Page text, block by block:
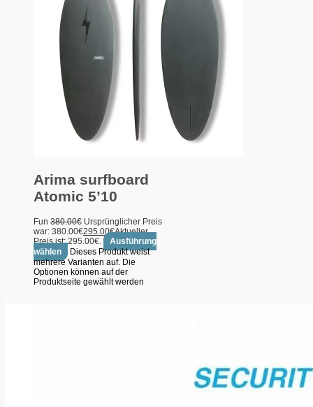
Arima surfboard
Atomic 5’10
Fun 380.00€ Ursprünglicher Preis
war: 380.00€295.00€Aktueller
Preis ist: 295.00€.
Ausführung
wählen
Dieses Produkt weist
mehrere Varianten auf. Die
Optionen können auf der
Produktseite gewählt werden